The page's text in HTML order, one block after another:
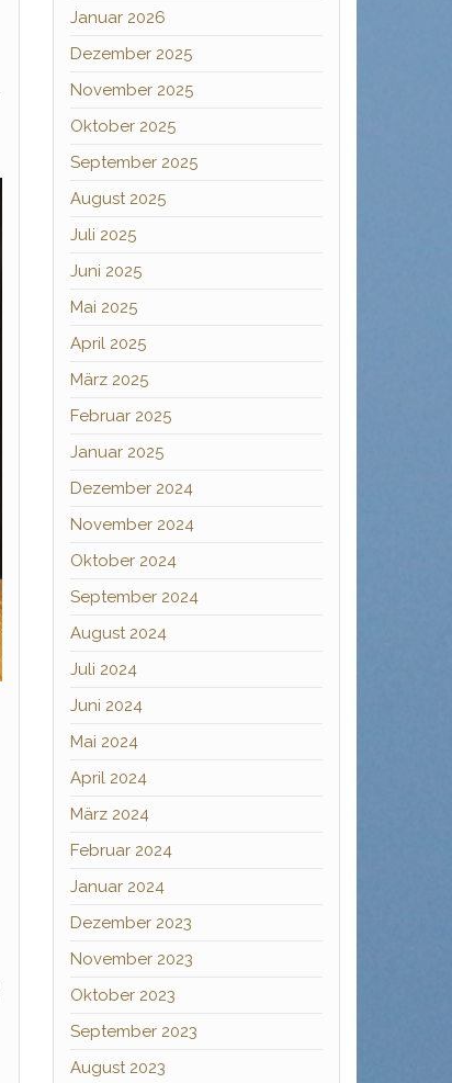
Januar 2026
Dezember 2025
November 2025
Oktober 2025
September 2025
August 2025
Juli 2025
Juni 2025
Mai 2025
April 2025
März 2025
Februar 2025
Januar 2025
Dezember 2024
November 2024
Oktober 2024
September 2024
August 2024
Juli 2024
Juni 2024
Mai 2024
April 2024
März 2024
Februar 2024
Januar 2024
Dezember 2023
November 2023
Oktober 2023
September 2023
August 2023